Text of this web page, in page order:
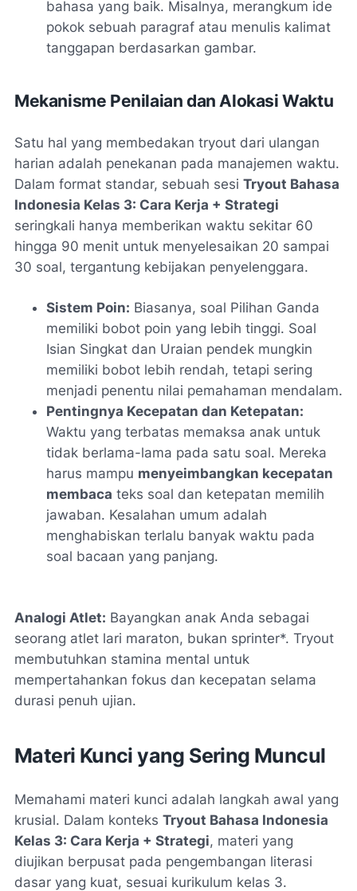
bahasa yang baik. Misalnya, merangkum ide
pokok sebuah paragraf atau menulis kalimat
tanggapan berdasarkan gambar.
Mekanisme Penilaian dan Alokasi Waktu
Satu hal yang membedakan tryout dari ulangan
harian adalah penekanan pada manajemen waktu.
Dalam format standar, sebuah sesi Tryout Bahasa
Indonesia Kelas 3: Cara Kerja + Strategi
seringkali hanya memberikan waktu sekitar 60
hingga 90 menit untuk menyelesaikan 20 sampai
30 soal, tergantung kebijakan penyelenggara.
Sistem Poin: Biasanya, soal Pilihan Ganda
memiliki bobot poin yang lebih tinggi. Soal
Isian Singkat dan Uraian pendek mungkin
memiliki bobot lebih rendah, tetapi sering
menjadi penentu nilai pemahaman mendalam.
Pentingnya Kecepatan dan Ketepatan:
Waktu yang terbatas memaksa anak untuk
tidak berlama-lama pada satu soal. Mereka
harus mampu menyeimbangkan kecepatan
membaca teks soal dan ketepatan memilih
jawaban. Kesalahan umum adalah
menghabiskan terlalu banyak waktu pada
soal bacaan yang panjang.
Analogi Atlet: Bayangkan anak Anda sebagai
seorang atlet lari maraton, bukan sprinter*. Tryout
membutuhkan stamina mental untuk
mempertahankan fokus dan kecepatan selama
durasi penuh ujian.
Materi Kunci yang Sering Muncul
Memahami materi kunci adalah langkah awal yang
krusial. Dalam konteks Tryout Bahasa Indonesia
Kelas 3: Cara Kerja + Strategi, materi yang
diujikan berpusat pada pengembangan literasi
dasar yang kuat, sesuai kurikulum kelas 3.